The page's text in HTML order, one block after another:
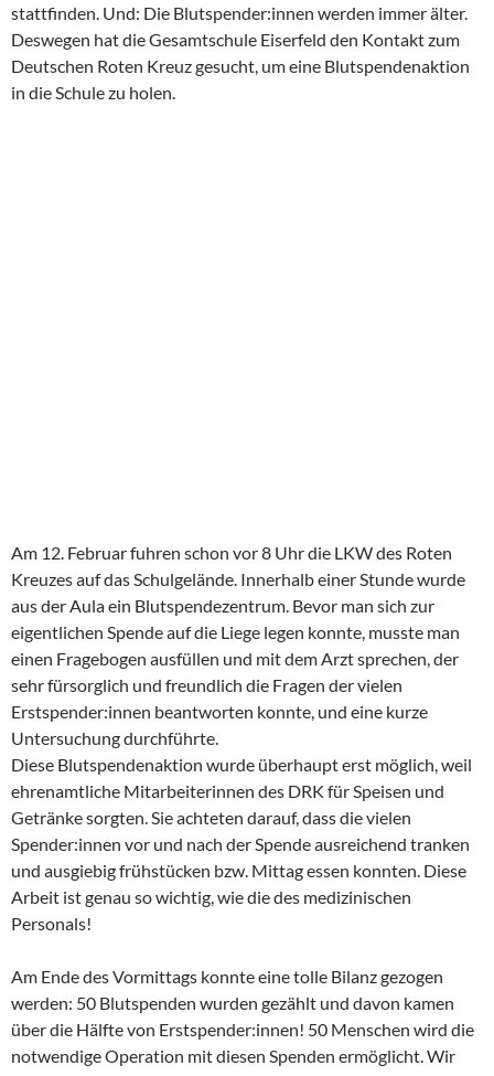
stattfinden. Und: Die Blutspender:innen werden immer älter.
Deswegen hat die Gesamtschule Eiserfeld den Kontakt zum
Deutschen Roten Kreuz gesucht, um eine Blutspendenaktion
in die Schule zu holen.
Am 12. Februar fuhren schon vor 8 Uhr die LKW des Roten
Kreuzes auf das Schulgelände. Innerhalb einer Stunde wurde
aus der Aula ein Blutspendezentrum. Bevor man sich zur
eigentlichen Spende auf die Liege legen konnte, musste man
einen Fragebogen ausfüllen und mit dem Arzt sprechen, der
sehr fürsorglich und freundlich die Fragen der vielen
Erstspender:innen beantworten konnte, und eine kurze
Untersuchung durchführte.
Diese Blutspendenaktion wurde überhaupt erst möglich, weil
ehrenamtliche Mitarbeiterinnen des DRK für Speisen und
Getränke sorgten. Sie achteten darauf, dass die vielen
Spender:innen vor und nach der Spende ausreichend tranken
und ausgiebig frühstücken bzw. Mittag essen konnten. Diese
Arbeit ist genau so wichtig, wie die des medizinischen
Personals!
Am Ende des Vormittags konnte eine tolle Bilanz gezogen
werden: 50 Blutspenden wurden gezählt und davon kamen
über die Hälfte von Erstspender:innen! 50 Menschen wird die
notwendige Operation mit diesen Spenden ermöglicht. Wir